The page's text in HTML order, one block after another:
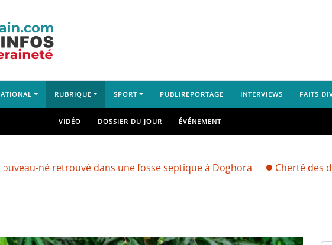
RUBRIQUE SPORT PUBLIREPORTAGE INTERVIEWS FAITS
VIDÉO DOSSIER DU JOUR ÉVÉNEMENT
retrouvé dans une fosse septique à Doghora Cherté des denrées